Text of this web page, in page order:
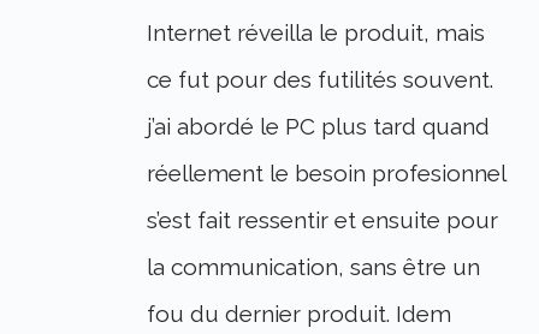
Internet réveilla le produit, mais
ce fut pour des futilités souvent.
j’ai abordé le PC plus tard quand
réellement le besoin profesionnel
s’est fait ressentir et ensuite pour
la communication, sans être un
fou du dernier produit. Idem